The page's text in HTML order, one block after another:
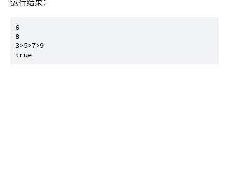
6
8
3>5>7>9